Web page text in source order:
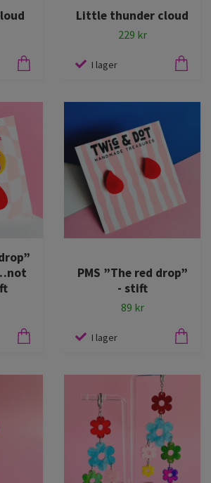
Little thunder cloud
229 kr
I lager
PMS ”The red drop”
- stift
89 kr
I lager